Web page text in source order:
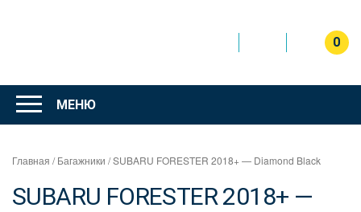
Интернет
магазин
"Can Auto"
0
МЕНЮ
Главная /Багажники / SUBARU FORESTER 2018+ — Diamond Black
SUBARU FORESTER 2018+ —